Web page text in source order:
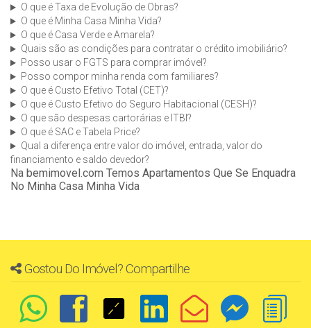
O que é Taxa de Evolução de Obras?
O que é Minha Casa Minha Vida?
O que é Casa Verde e Amarela?
Quais são as condições para contratar o crédito imobiliário?
Posso usar o FGTS para comprar imóvel?
Posso compor minha renda com familiares?
O que é Custo Efetivo Total (CET)?
O que é Custo Efetivo do Seguro Habitacional (CESH)?
O que são despesas cartorárias e ITBI?
O que é SAC e Tabela Price?
Qual a diferença entre valor do imóvel, entrada, valor do
financiamento e saldo devedor?
Na bemimovel.com Temos Apartamentos Que Se Enquadra
No Minha Casa Minha Vida
Gostou Do Imóvel? Compartilhe